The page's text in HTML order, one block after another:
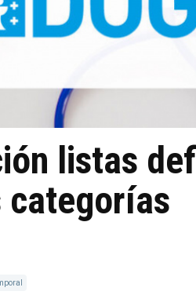
listas
categorías